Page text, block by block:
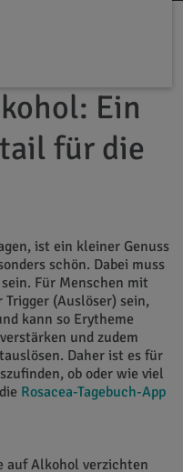
Ein
für die
ist ein kleiner Genuss
schön. Dabei muss
Für Menschen mit
(Auslöser) sein,
kann so Erytheme
und zudem
Daher ist es für
ob oder wie viel
Rosacea-Tagebuch-App
auf Alkohol verzichten